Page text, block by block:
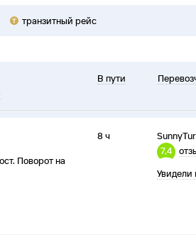
транзитный рейс
В пути
ост. Поворот на
8 ч
SunnyTur
7,4
Увидели